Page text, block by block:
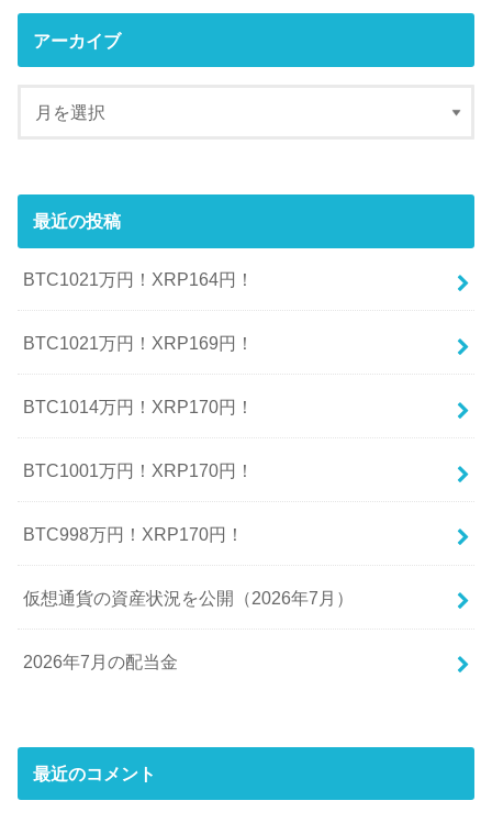
アーカイブ
最近の投稿
BTC1021万円！XRP164円！
BTC1021万円！XRP169円！
BTC1014万円！XRP170円！
BTC1001万円！XRP170円！
BTC998万円！XRP170円！
仮想通貨の資産状況を公開（2026年7月）
2026年7月の配当金
最近のコメント